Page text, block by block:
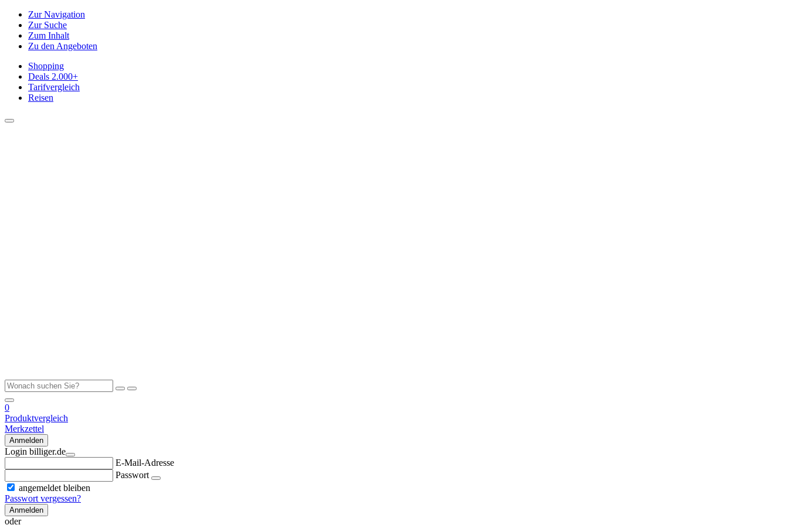
Zur Navigation
Zur Suche
Zum Inhalt
Zu den Angeboten
Shopping
Deals 2.000+
Tarifvergleich
Reisen
0
Produktvergleich
Merkzettel
Anmelden
Login billiger.de
E-Mail-Adresse
Passwort
angemeldet bleiben
Passwort vergessen?
Anmelden
oder